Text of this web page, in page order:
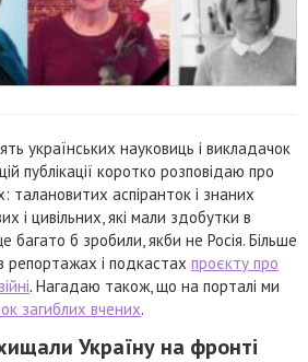
українських науковиць і викладачок
публікації коротко розповідаю про
талановитих аспіранток і знаних
і цивільних, які мали здобутки в
багато б зробили, якби не Росія. Більше
репортажах і подкастах проєкту про
.Нагадаю також, що на порталі ми
загиблих вчених.
Україну на фронті